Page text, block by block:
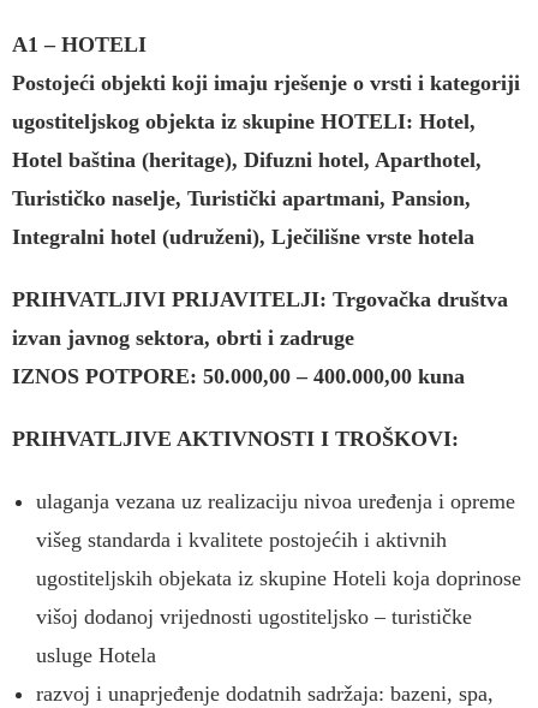
A1 – HOTELI
Postojeći objekti koji imaju rješenje o vrsti i kategoriji
ugostiteljskog objekta iz skupine HOTELI: Hotel,
Hotel baština (heritage), Difuzni hotel, Aparthotel,
Turističko naselje, Turistički apartmani, Pansion,
Integralni hotel (udruženi), Lječilišne vrste hotela
PRIHVATLJIVI PRIJAVITELJI: Trgovačka društva
izvan javnog sektora, obrti i zadruge
IZNOS POTPORE: 50.000,00 – 400.000,00 kuna
PRIHVATLJIVE AKTIVNOSTI I TROŠKOVI:
ulaganja vezana uz realizaciju nivoa uređenja i opreme
višeg standarda i kvalitete postojećih i aktivnih
ugostiteljskih objekata iz skupine Hoteli koja doprinose
višoj dodanoj vrijednosti ugostiteljsko – turističke
usluge Hotela
razvoj i unaprjeđenje dodatnih sadržaja: bazeni, spa,